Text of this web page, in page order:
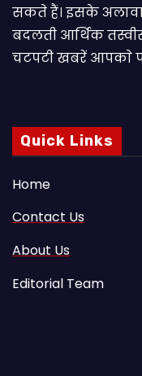
सकते हैं। इसके अलावा,
बदलती आर्थिक
चटपटी खबरें आपकाे
Quick Links
Home
Contact Us
About Us
Editorial Team